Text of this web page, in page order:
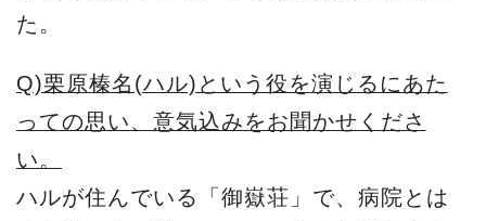
た。
Q)栗原榛名(ハル)という役を演じるにあた
っての思い、意気込みをお聞かせくださ
い。
ハルが住んでいる「御嶽荘」で、病院とは